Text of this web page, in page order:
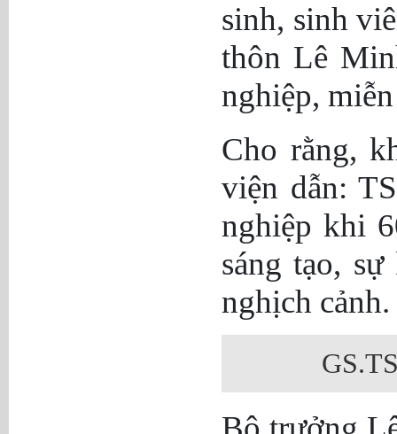
sinh, sinh
thôn Lê
nghiệp,
Cho rằng,
viện dẫn:
nghiệp khi
sáng tạo,
nghịch cảnh.